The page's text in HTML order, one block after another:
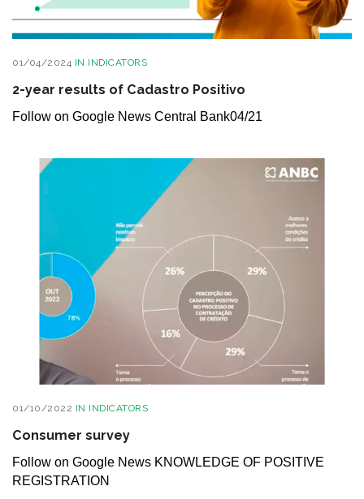
01/04/2024 IN INDICATORS
2-year results of Cadastro Positivo
Follow on Google News Central Bank04/21
01/10/2022 IN INDICATORS
Consumer survey
Follow on Google News KNOWLEDGE OF POSITIVE
REGISTRATION